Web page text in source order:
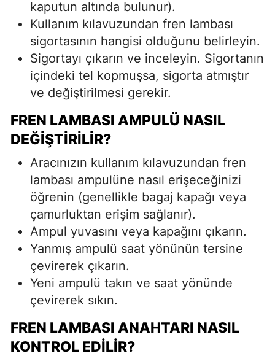
kaputun altında bulunur).
Kullanım kılavuzundan fren lambası
sigortasının hangisi olduğunu belirleyin.
Sigortayı çıkarın ve inceleyin. Sigortanın
içindeki tel kopmuşsa, sigorta atmıştır
ve değiştirilmesi gerekir.
FREN LAMBASI AMPULÜ NASIL
DEĞIŞTIRILIR?
Aracınızın kullanım kılavuzundan fren
lambası ampulüne nasıl erişeceğinizi
öğrenin (genellikle bagaj kapağı veya
çamurluktan erişim sağlanır).
Ampul yuvasını veya kapağını çıkarın.
Yanmış ampulü saat yönünün tersine
çevirerek çıkarın.
Yeni ampulü takın ve saat yönünde
çevirerek sıkın.
FREN LAMBASI ANAHTARI NASIL
KONTROL EDILIR?